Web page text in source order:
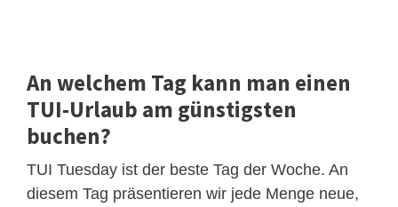
An welchem ​​Tag kann man einen
TUI-Urlaub am günstigsten
buchen?
TUI Tuesday ist der beste Tag der Woche. An
diesem Tag präsentieren wir jede Menge neue,